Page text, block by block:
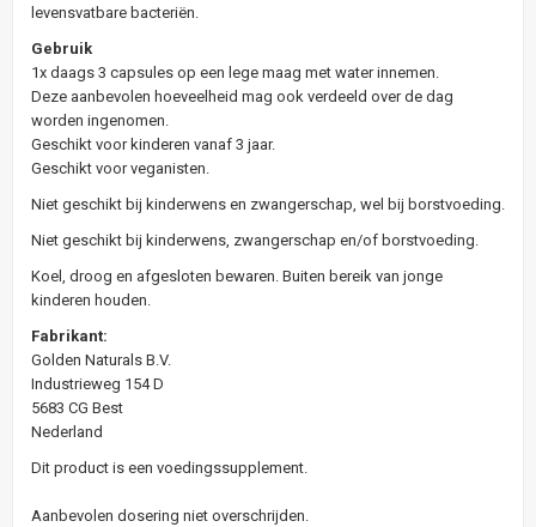
levensvatbare bacteriën.
Gebruik
1x daags 3 capsules op een lege maag met water innemen.
Deze aanbevolen hoeveelheid mag ook verdeeld over de dag
worden ingenomen.
Geschikt voor kinderen vanaf 3 jaar.
Geschikt voor veganisten.
Niet geschikt bij kinderwens en zwangerschap, wel bij borstvoeding.
Niet geschikt bij kinderwens, zwangerschap en/of borstvoeding.
Koel, droog en afgesloten bewaren. Buiten bereik van jonge
kinderen houden.
Fabrikant:
Golden Naturals B.V.
Industrieweg 154 D
5683 CG Best
Nederland
Dit product is een voedingssupplement.
Aanbevolen dosering niet overschrijden.